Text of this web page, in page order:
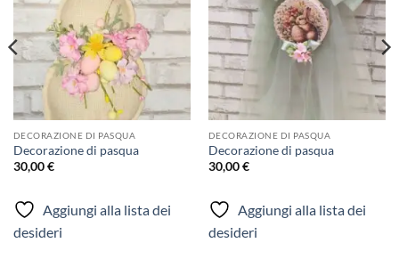
DECORAZIONE DI PASQUA
Decorazione di pasqua
30,00€
Aggiungi alla lista dei
desideri
DECORAZIONE DI PASQUA
Decorazione di pasqua
30,00€
Aggiungi alla lista dei
desideri